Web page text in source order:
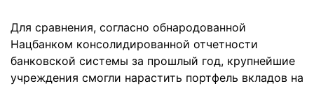
Для сравнения, согласно обнародованной
Нацбанком консолидированной отчетности
банковской системы за прошлый год, крупнейшие
учреждения смогли нарастить портфель вкладов на